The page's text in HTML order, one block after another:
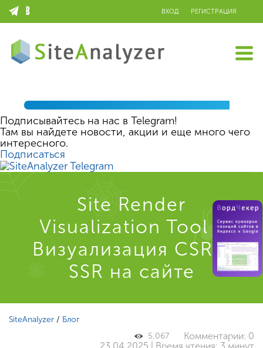
ВХОД РЕГИСТРАЦИЯ
Подписывайтесь на нас в Telegram!
Там вы найдете новости, акции и еще много чего
интересного.
Подписаться
Site Render
Visualization Tool -
Визуализация CSR и
SSR на сайте
SiteAnalyzer / Блог
Комментарии: 0
5,067